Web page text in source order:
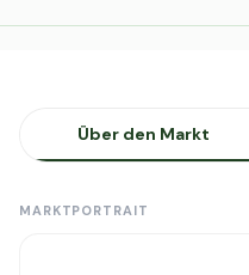
Über den Markt
MARKTPORTRAIT